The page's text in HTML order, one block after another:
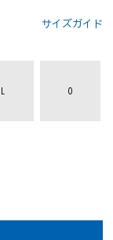
サイズガイド
O